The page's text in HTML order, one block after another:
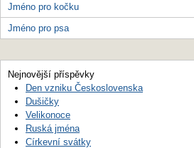
Jméno pro kočku
Jméno pro psa
Nejnovější příspěvky
Den vzniku Československa
Dušičky
Velikonoce
Ruská jména
Církevní svátky